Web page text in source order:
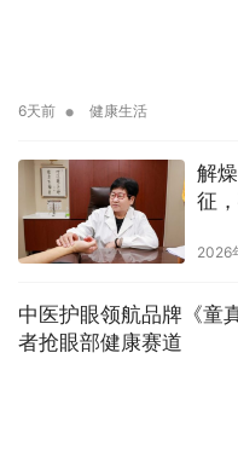
6天前 • 健康生活
解
征
2026
中医护眼领航品牌《童
者抢眼部健康赛道